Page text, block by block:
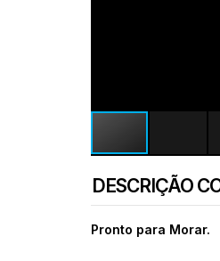
DESCRIÇÃO
Pronto para Morar.